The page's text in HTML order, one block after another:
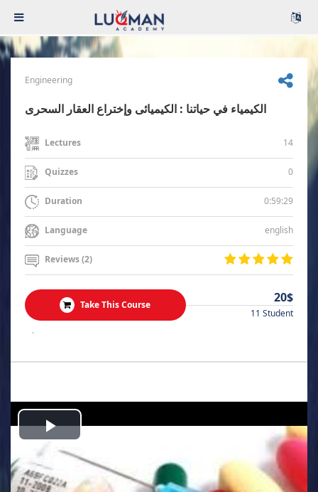
Engineering
الكيمياء في حياتنا : الكيميائى وإختراع العقار السحرى
Lectures 14
Quizzes 0
Duration 0:59:29
Language english
Reviews (2)
Take This Course 20$
11 Student
.
Play
Video